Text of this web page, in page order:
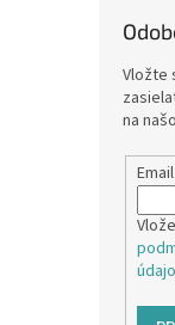
Vložte
na
Email